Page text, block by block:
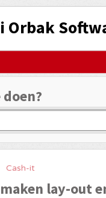
Orbak
Cash-it
lay-out